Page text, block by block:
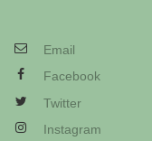
Email
Facebook
Twitter
Instagram